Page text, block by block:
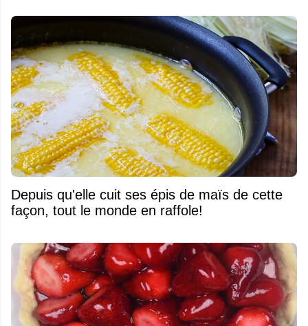
Depuis qu'elle cuit ses épis de maïs de cette
façon, tout le monde en raffole!